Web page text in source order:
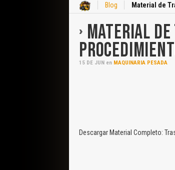
Blog Material de
MATERIAL
15 DE JUN en MAQUINARIA PESADA
Descargar Material Completo: